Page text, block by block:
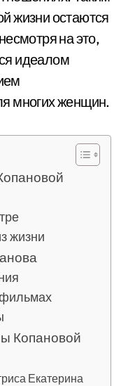
жизни остаются
на это,
идеалом
многих женщин.
жизни
Копановой
Екатерина